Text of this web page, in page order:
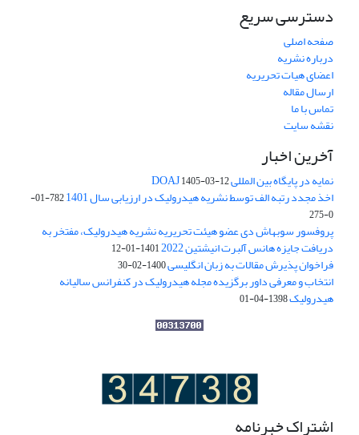
دسترسی سریع
صفحه اصلی
درباره نشریه
اعضای هیات تحریریه
ارسال مقاله
تماس با ما
نقشه سایت
آخرین اخبار
نمایه در پایگاه بین المللی DOAJ1405-03-12
اخذ مجدد رتبه الف توسط نشریه هیدرولیک در ارزیابی سال 1401
782-01-
0-275
پروفسور سوبهاش دی عضو هیئت تحریریه نشریه هیدرولیک، مفتخر به
دریافت جایزه هانس آلبرت انیشتین 2022 1401-01-12
فراخوان پذیرش مقالات به زبان انگلیسی1400-02-30
انتخاب و معرفی داور برگزیده مجله هیدرولیک در کنفرانس سالیانه
هیدرولیک1398-04-01
اشتراک خبرنامه